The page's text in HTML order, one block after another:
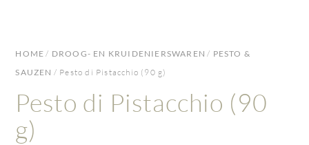
HOME / DROOG- EN KRUIDENIERSWAREN / PESTO &
SAUZEN / Pesto di Pistacchio (90 g)
Pesto di Pistacchio (90
g)